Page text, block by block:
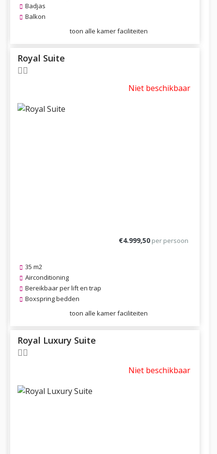
Badjas
Balkon
toon alle kamer faciliteiten
Royal Suite
Niet beschikbaar
€4.999,50 per persoon
35 m2
Airconditioning
Bereikbaar per lift en trap
Boxspring bedden
toon alle kamer faciliteiten
Royal Luxury Suite
Niet beschikbaar